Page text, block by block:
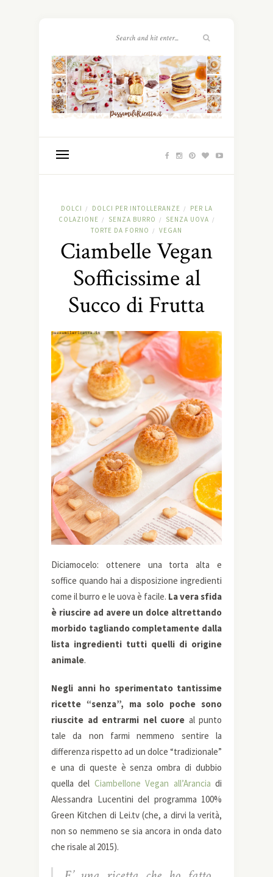
DOLCI / DOLCI PER INTOLLERANZE /
PER LA
COLAZIONE
/ SENZA BURRO / SENZA UOVA /
TORTE DA FORNO / VEGAN
Ciambelle Vegan
Sofficissime al
Succo di Frutta
Diciamocelo: ottenere una torta alta e
soffice quando hai a disposizione ingredienti
come il burro e le uova è facile. La vera sfida
è riuscire ad avere un dolce altrettando
morbido tagliando completamente dalla
lista ingredienti tutti quelli di origine
animale.
Negli anni ho sperimentato tantissime
ricette “senza”, ma solo poche sono
riuscite ad entrarmi nel cuore al punto
tale da non farmi nemmeno sentire la
differenza rispetto ad un dolce “tradizionale”
e una di queste è senza ombra di dubbio
quella del Ciambellone Vegan all’Aranciadi
Alessandra Lucentini del programma 100%
Green Kitchen di Lei.tv (che, a dirvi la verità,
non so nemmeno se sia ancora in onda dato
che risale al 2015).